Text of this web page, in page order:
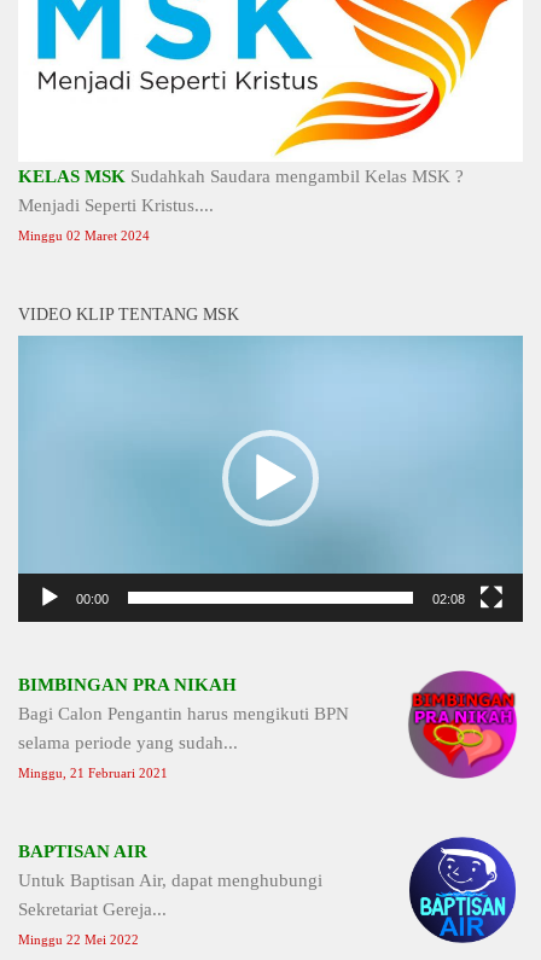
KELAS MSK Sudahkah Saudara mengambil Kelas MSK ?
Menjadi Seperti Kristus....
Minggu 02 Maret 2024
VIDEO KLIP TENTANG MSK
00:00 02:08
BIMBINGAN PRA NIKAH
Bagi Calon Pengantin harus mengikuti BPN
selama periode yang sudah...
Minggu, 21 Februari 2021
BAPTISAN AIR
Untuk Baptisan Air, dapat menghubungi
Sekretariat Gereja...
Minggu 22 Mei 2022